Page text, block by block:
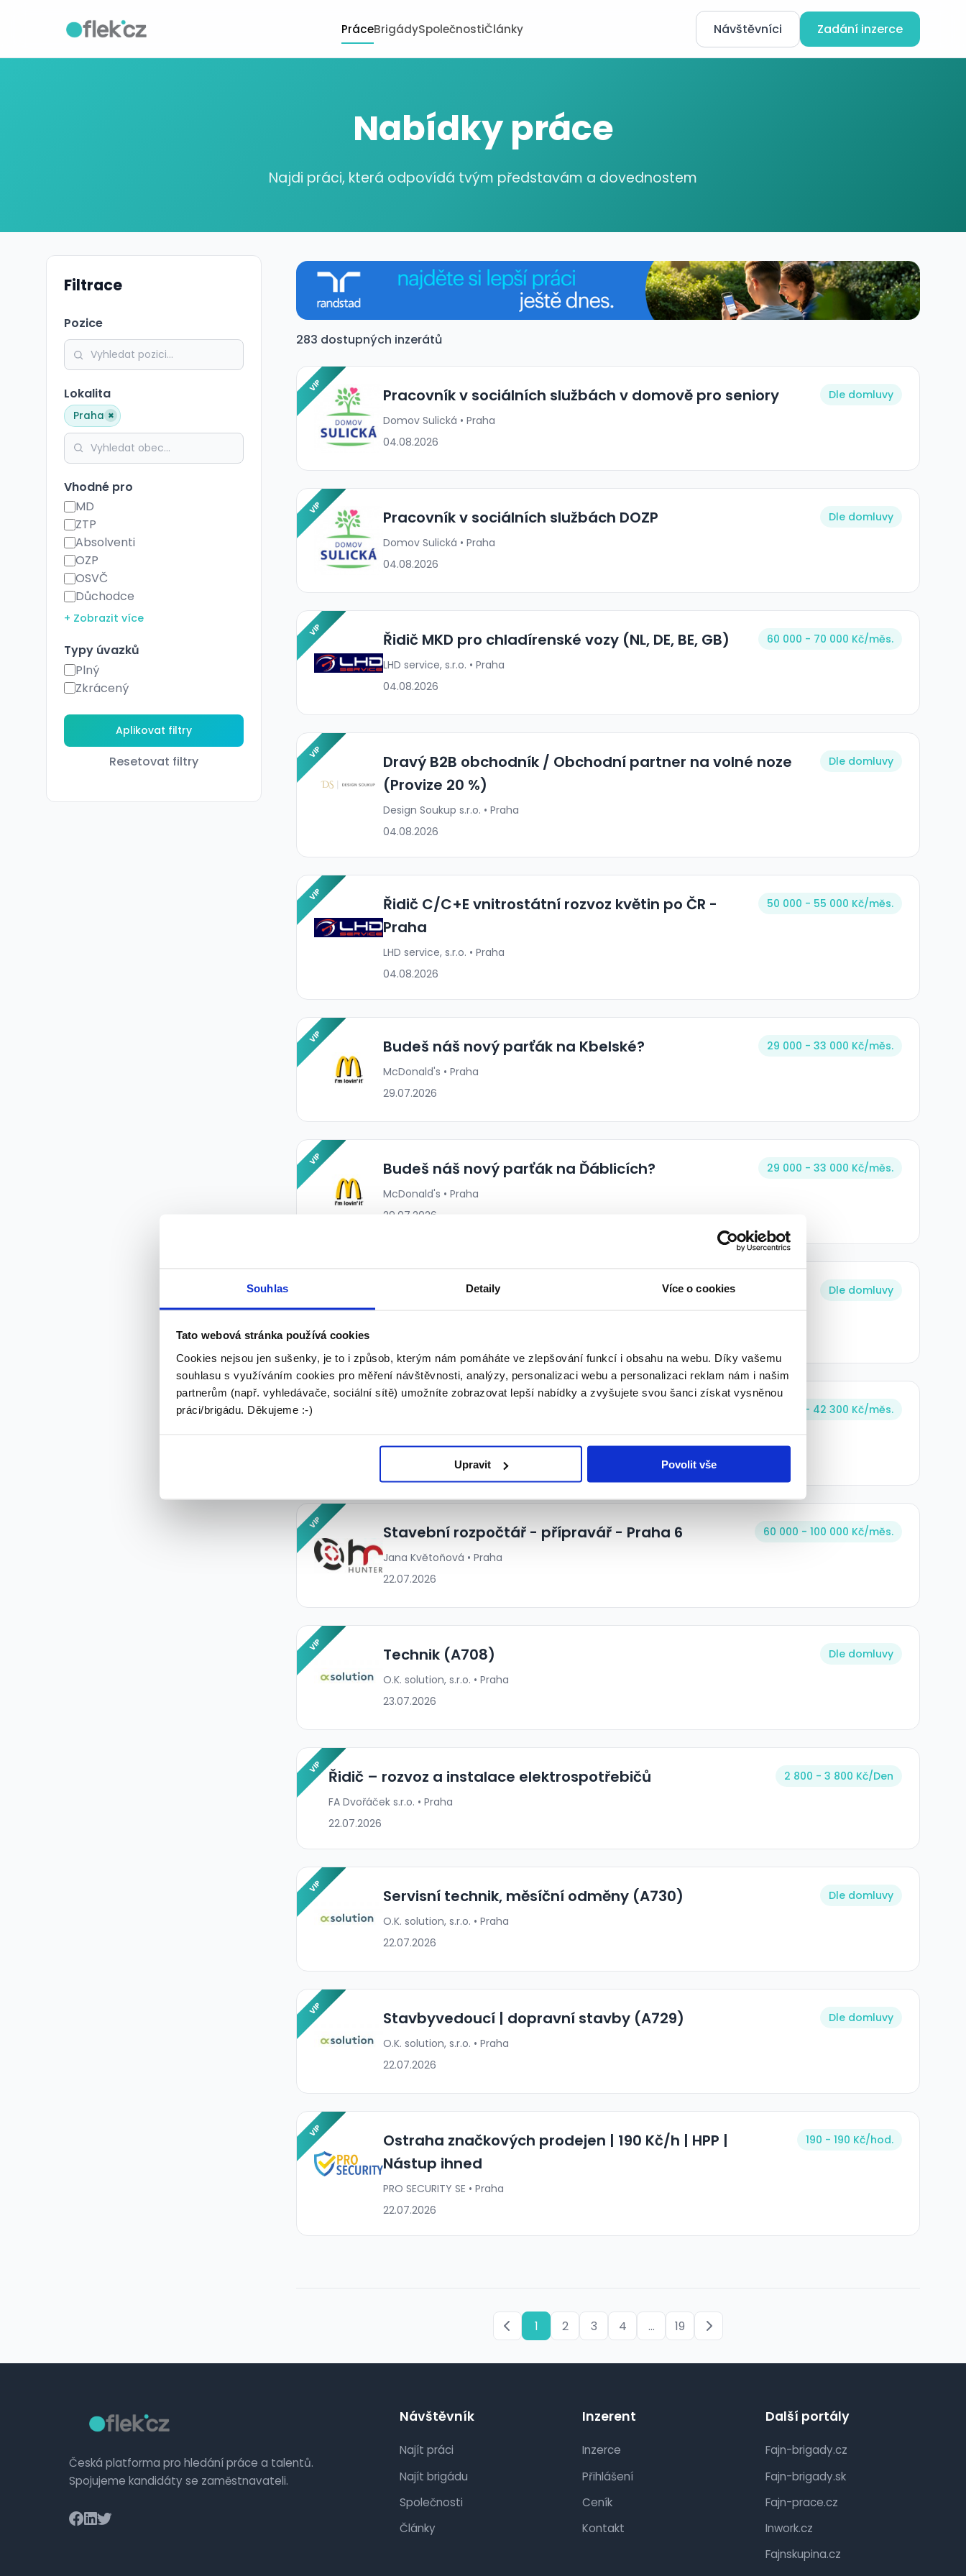
Souhlas Detaily Více o cookies
Tato webová stránka používá cookies
Cookies nejsou jen sušenky, je to i způsob, kterým nám pomáháte ve zlepšování funkcí i obsahu na webu. Díky vašemu
souhlasu s využíváním cookies pro měření návštěvnosti, analýzy, personalizaci webu a personalizaci reklam nám i našim
partnerům (např. vyhledávače, sociální sítě) umožníte zobrazovat lepší nabídky a zvyšujete svou šanci získat vysněnou
práci/brigádu. Děkujeme :-)
Upravit Povolit vše
PráceBrigádySpolečnostiČlánky Návštěvníci Zadání inzerce
Nabídky práce
Najdi práci, která odpovídá tvým představám a dovednostem
Filtrace
Pozice
Lokalita
Praha ×
Vhodné pro
MD
ZTP
Absolventi
OZP
OSVČ
Důchodce
+ Zobrazit více
Typy úvazků
Plný
Zkrácený
Resetovat filtry
283 dostupných inzerátů
VIP
Pracovník v sociálních službách v domově pro seniory
Dle domluvy
Domov Sulická • Praha
04.08.2026
VIP
Pracovník v sociálních službách DOZP
Dle domluvy
Domov Sulická • Praha
04.08.2026
VIP
Řidič MKD pro chladírenské vozy (NL, DE, BE, GB) 60 000 - 70 000 Kč/měs.
LHD service, s.r.o. • Praha
04.08.2026
VIP
Dravý B2B obchodník / Obchodní partner na volné noze
(Provize 20 %)
Dle domluvy
Design Soukup s.r.o. • Praha
04.08.2026
VIP
Řidič C/C+E vnitrostátní rozvoz květin po ČR -
Praha
50 000 - 55 000 Kč/měs.
LHD service, s.r.o. • Praha
04.08.2026
VIP
Budeš náš nový parťák na Kbelské? 29 000 - 33 000 Kč/měs.
McDonald's • Praha
29.07.2026
VIP
Budeš náš nový parťák na Ďáblicích? 29 000 - 33 000 Kč/měs.
McDonald's • Praha
29.07.2026
TEST Prosim neodpovídat
Dle domluvy
27.07.2026
VIP
42 300 - 42 300 Kč/měs.
VIP
Stavební rozpočtář - přípravář - Praha 6 60 000 - 100 000 Kč/měs.
Jana Květoňová • Praha
22.07.2026
VIP
Technik (A708)
Dle domluvy
O.K. solution, s.r.o. • Praha
23.07.2026
VIP
Řidič – rozvoz a instalace elektrospotřebičů
2 800 - 3 800 Kč/Den
FA Dvořáček s.r.o. • Praha
22.07.2026
VIP
Servisní technik, měsíční odměny (A730)
Dle domluvy
O.K. solution, s.r.o. • Praha
22.07.2026
VIP
Stavbyvedoucí | dopravní stavby (A729)
Dle domluvy
O.K. solution, s.r.o. • Praha
22.07.2026
VIP
Ostraha značkových prodejen | 190 Kč/h | HPP |
Nástup ihned
190 - 190 Kč/hod.
PRO SECURITY SE • Praha
22.07.2026
1 2 3 4 ... 19
Česká platforma pro hledání práce a talentů.
Spojujeme kandidáty se zaměstnavateli.
Návštěvník
Najít práci
Najít brigádu
Společnosti
Články
Inzerent
Inzerce
Přihlášení
Ceník
Kontakt
Další portály
Fajn-brigady.cz
Fajn-brigady.sk
Fajn-prace.cz
Inwork.cz
Fajnskupina.cz